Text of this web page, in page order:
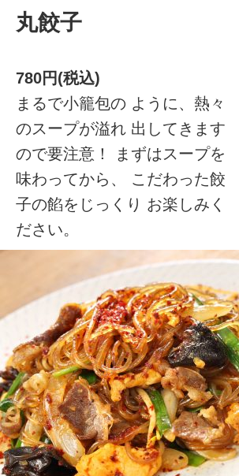
丸餃子
780円(税込)
まるで小籠包の ように、熱々
のスープが溢れ 出してきます
ので要注意！ まずはスープを
味わってから、 こだわった餃
子の餡をじっくり お楽しみく
ださい。